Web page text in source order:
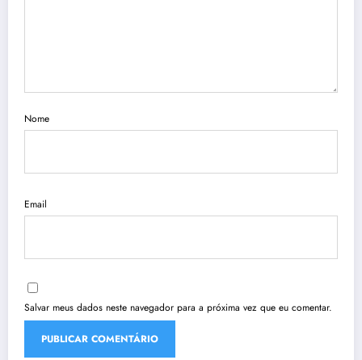
Nome
Email
Salvar meus dados neste navegador para a próxima vez que eu comentar.